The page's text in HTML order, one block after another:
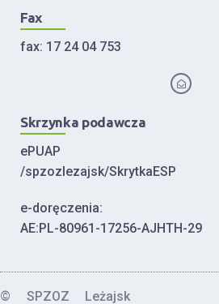
Fax
fax: 17 24 04 753
Skrzynka podawcza
ePUAP
/spzozlezajsk/SkrytkaESP
e-doręczenia:
AE:PL-80961-17256-AJHTH-29
© SPZOZ Leżajsk